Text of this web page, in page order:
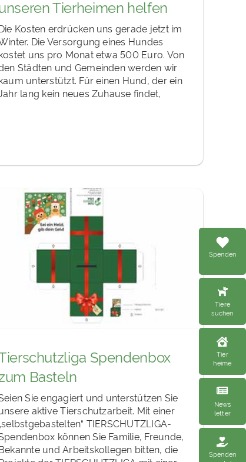
Spenden
Tiere
suchen
Tier
heime
News
letter
Spenden
Tierheimen helfen
Kosten erdrücken uns gerade jetzt im
Die Versorgung eines Hundes
uns pro Monat etwa 500 Euro. Von
Städten und Gemeinden werden wir
unterstützt. Für einen Hund, der ein
lang kein neues Zuhause findet,
Spendenbox
Basteln
Sie engagiert und unterstützen Sie
aktive Tierschutzarbeit. Mit einer
TIERSCHUTZLIGA-
können Sie Familie, Freunde,
und Arbeitskollegen bitten, die